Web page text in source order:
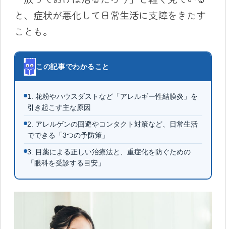
と、症状が悪化して日常生活に支障をきたす
ことも。
この記事でわかること
1. 花粉やハウスダストなど「アレルギー性結膜炎」を
引き起こす主な原因
2. アレルゲンの回避やコンタクト対策など、日常生活
でできる「3つの予防策」
3. 目薬による正しい治療法と、重症化を防ぐための
「眼科を受診する目安」